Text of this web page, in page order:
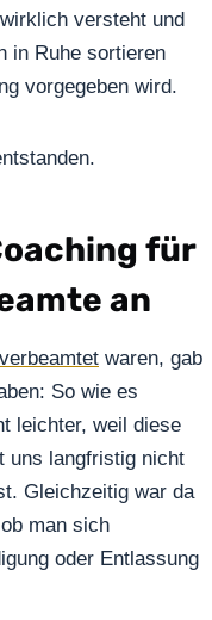
versteht und
in Ruhe sortieren
vorgegeben wird.
für
an
waren, gab
So wie es
leichter, weil diese
uns langfristig nicht
Gleichzeitig war da
man sich
oder Entlassung